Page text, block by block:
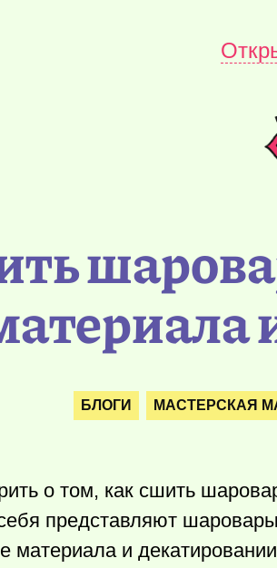
БЛОГИ МАСТЕРСКАЯ
о том, как сшить
себя представляют
материала и